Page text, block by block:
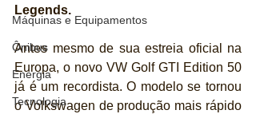
Máquinas e Equipamentos
Ônibus
Energia
Tecnologia
Legends.
Antes mesmo de sua estreia oficial na
Europa, o novo VW Golf GTI Edition 50
já é um recordista. O modelo se tornou
o Volkswagen de produção mais rápido